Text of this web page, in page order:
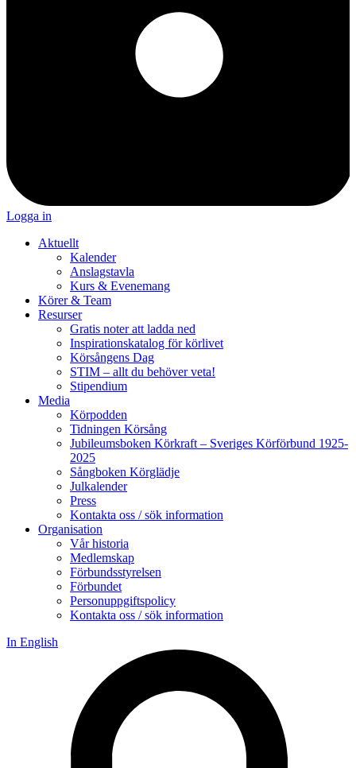
Logga in
Aktuellt
Kalender
Anslagstavla
Kurs & Evenemang
Körer & Team
Resurser
Gratis noter att ladda ned
Inspirationskatalog för körlivet
Körsångens Dag
STIM – allt du behöver veta!
Stipendium
Media
Körpodden
Tidningen Körsång
Jubileumsboken Körkraft – Sveriges Körförbund 1925-
2025
Sångboken Körglädje
Julkalender
Press
Kontakta oss / sök information
Organisation
Vår historia
Medlemskap
Förbundsstyrelsen
Förbundet
Personuppgiftspolicy
Kontakta oss / sök information
In English